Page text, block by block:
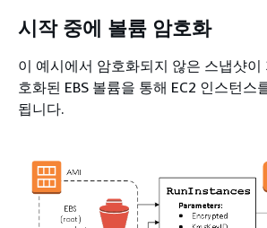
시작 중에 볼륨 암호화
이 예시에서 암호화되지 않은 스냅샷이
호화된 EBS 볼륨을 통해 EC2 인스턴스
됩니다.